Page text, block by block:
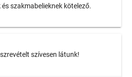
szakmabelieknek kötelező.
szívesen látunk!